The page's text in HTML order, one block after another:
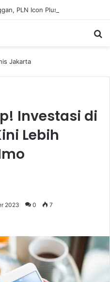
Investasi di
Lebih
2023 0 7